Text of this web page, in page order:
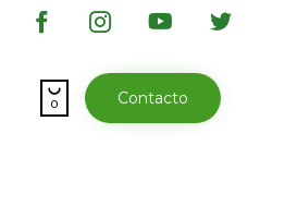
content

0 Contacto